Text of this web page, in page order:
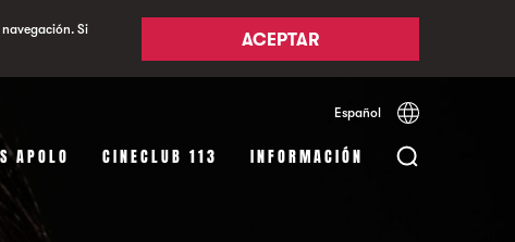
Si
ACEPTAR
Español Català
APOLO CINECLUB 113 INFORMACIÓN